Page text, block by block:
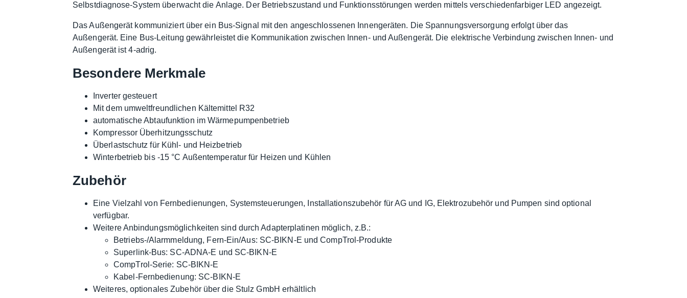
Selbstdiagnose-System überwacht die Anlage. Der Betriebszustand und Funktionsstörungen werden mittels verschiedenfarbiger LED angezeigt.
Das Außengerät kommuniziert über ein Bus-Signal mit den angeschlossenen Innengeräten. Die Spannungsversorgung erfolgt über das
Außengerät. Eine Bus-Leitung gewährleistet die Kommunikation zwischen Innen- und Außengerät. Die elektrische Verbindung zwischen Innen- und
Außengerät ist 4-adrig.
Besondere Merkmale
Inverter gesteuert
Mit dem umweltfreundlichen Kältemittel R32
automatische Abtaufunktion im Wärmepumpenbetrieb
Kompressor Überhitzungsschutz
Überlastschutz für Kühl- und Heizbetrieb
Winterbetrieb bis -15 °C Außentemperatur für Heizen und Kühlen
Zubehör
Eine Vielzahl von Fernbedienungen, Systemsteuerungen, Installationszubehör für AG und IG, Elektrozubehör und Pumpen sind optional
verfügbar.
Weitere Anbindungsmöglichkeiten sind durch Adapterplatinen möglich, z.B.:
Betriebs-/Alarmmeldung, Fern-Ein/Aus: SC-BIKN-E und CompTrol-Produkte
Superlink-Bus: SC-ADNA-E und SC-BIKN-E
CompTrol-Serie: SC-BIKN-E
Kabel-Fernbedienung: SC-BIKN-E
Weiteres, optionales Zubehör über die Stulz GmbH erhältlich